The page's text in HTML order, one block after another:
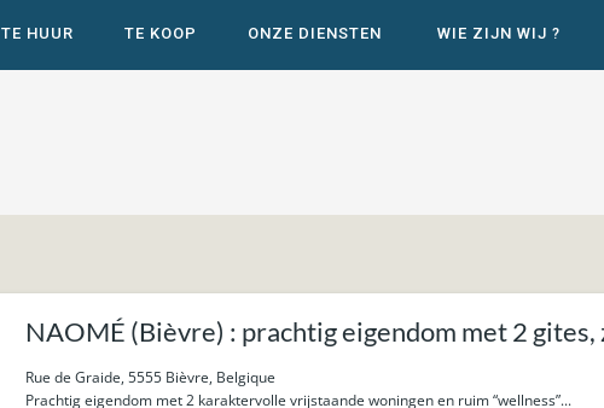
TE HUUR TE KOOP ONZE DIENSTEN WIE ZIJN WIJ ?
NAOMÉ (Bièvre) : prachtig eigendom met 2
33a 53ca.
Rue de Graide, 5555 Bièvre, Belgique
Prachtig eigendom met 2 karaktervolle vrijstaande woningen en ruim “wellness”...